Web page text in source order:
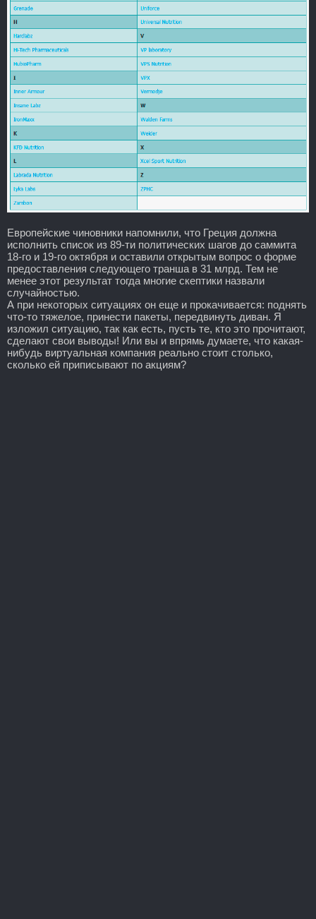
Европейские чиновники напомнили, что Греция должна
исполнить список из 89-ти политических шагов до саммита
18-го и 19-го октября и оставили открытым вопрос о форме
предоставления следующего транша в 31 млрд. Тем не
менее этот результат тогда многие скептики назвали
случайностью.
А при некоторых ситуациях он еще и прокачивается: поднять
что-то тяжелое, принести пакеты, передвинуть диван. Я
изложил ситуацию, так как есть, пусть те, кто это прочитают,
сделают свои выводы! Или вы и впрямь думаете, что какая-
нибудь виртуальная компания реально стоит столько,
сколько ей приписывают по акциям?